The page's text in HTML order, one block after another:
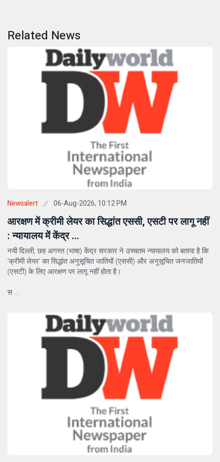
Related News
Newsalert 06-Aug-2026, 10:12 PM
आरक्षण में क्रीमी लेयर का सिद्धांत एससी, एसटी पर लागू नहीं
: न्यायालय में केंद्र ...
नयी दिल्ली, छह अगस्त (भाषा) केंद्र सरकार ने उच्चतम न्यायालय को बताया है कि
'क्रीमी लेयर' का सिद्धांत अनुसूचित जातियों (एससी) और अनुसूचित जनजातियों
(एसटी) के लिए आरक्षण पर लागू नहीं होता है।
स ...